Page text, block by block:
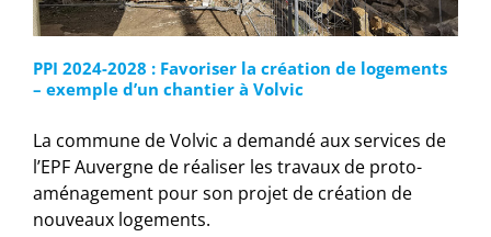
PPI 2024-2028 : Favoriser la création de logements
– exemple d’un chantier à Volvic
La commune de Volvic a demandé aux services de
l’EPF Auvergne de réaliser les travaux de proto-
aménagement pour son projet de création de
nouveaux logements.